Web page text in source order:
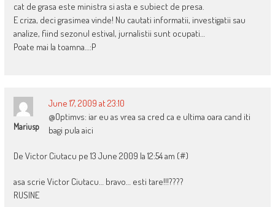
cat de grasa este ministra si asta e subiect de presa.
E criza, deci grasimea vinde! Nu cautati informatii, investigatii sau
analize, fiind sezonul estival, jurnalistii sunt ocupati…
Poate mai la toamna…:P
Mariusp
June 17, 2009 at 23:10
@Optimvs: iar eu as vrea sa cred ca e ultima oara cand iti
bagi pula aici
De Victor Ciutacu pe 13 June 2009 la 12:54 am (#)
asa scrie Victor Ciutacu… bravo… esti tare!!!????
RUSINE